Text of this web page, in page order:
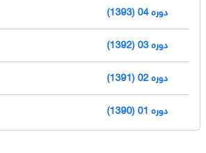
دوره 04 (1393)
دوره 03 (1392)
دوره 02 (1391)
دوره 01 (1390)